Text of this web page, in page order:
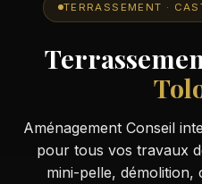
TERRASSEMENT ·
Aménagement Conseil
pour tous vos travaux
mini-pelle, démolition,